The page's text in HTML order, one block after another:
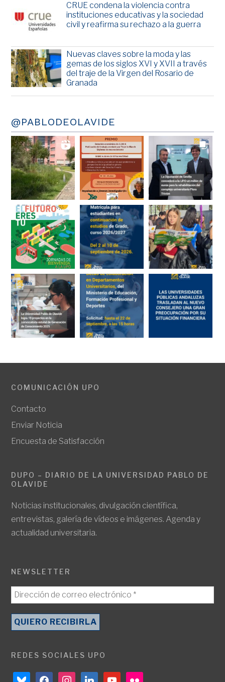
CRUE condena la violencia contra
instituciones educativas y la sociedad
civil y reafirma su rechazo a la guerra
Nuevas claves sobre la moda y las
gemas de los siglos XVI y XVII a través
del traje de la Virgen del Rosario de
Granada
@PABLODEOLAVIDE
COMUNICACIÓN UPO
Contacto
Enviar Noticia
Encuesta de Satisfacción
DUPO – DIARIO DE LA UNIVERSIDAD PABLO DE
OLAVIDE
Noticias institucionales, divulgación científica,
entrevistas, galería de vídeos e imágenes. Agenda y
actualidad universitaria.
NEWSLETTER
REDES SOCIALES UPO
blueskyfacebookinstagramlinkedinyoutubeflickr